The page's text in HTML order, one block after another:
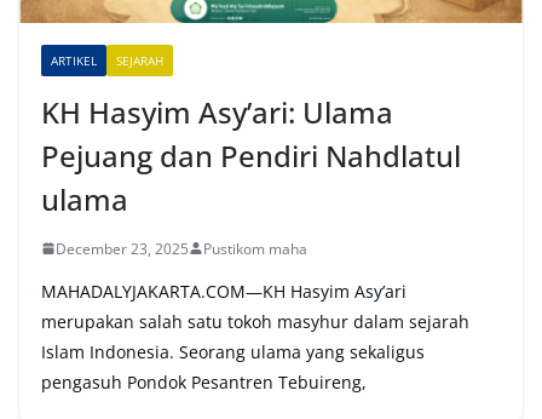
v
ARTIKEL SEJARAH
KH Hasyim Asy’ari: Ulama
Pejuang dan Pendiri Nahdlatul
ulama
December 23, 2025 Pustikom maha
MAHADALYJAKARTA.COM—KH Hasyim Asy’ari
merupakan salah satu tokoh masyhur dalam sejarah
Islam Indonesia. Seorang ulama yang sekaligus
pengasuh Pondok Pesantren Tebuireng,